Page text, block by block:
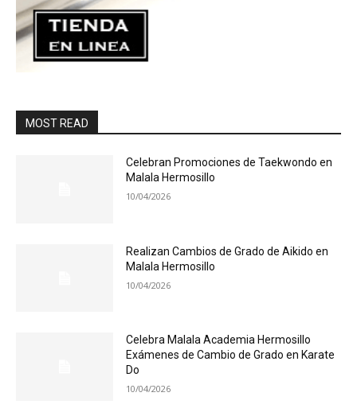
MOST READ
Celebran Promociones de Taekwondo en
Malala Hermosillo
10/04/2026
Realizan Cambios de Grado de Aikido en
Malala Hermosillo
10/04/2026
Celebra Malala Academia Hermosillo
Exámenes de Cambio de Grado en Karate
Do
10/04/2026